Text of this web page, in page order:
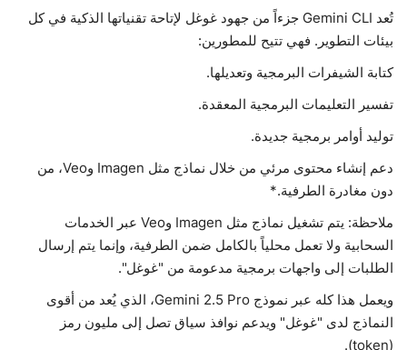
تُعد Gemini CLI جزءاً من جهود غوغل لإتاحة تقنياتها الذكية في كل
بيئات التطوير. فهي تتيح للمطورين:
كتابة الشيفرات البرمجية وتعديلها.
تفسير التعليمات البرمجية المعقدة.
توليد أوامر برمجية جديدة.
دعم إنشاء محتوى مرئي من خلال نماذج مثل Imagen وVeo، من
دون مغادرة الطرفية.*
ملاحظة: يتم تشغيل نماذج مثل Imagen وVeo عبر الخدمات
السحابية ولا تعمل محلياً بالكامل ضمن الطرفية، وإنما يتم إرسال
الطلبات إلى واجهات برمجية مدعومة من "غوغل".
ويعمل هذا كله عبر نموذج Gemini 2.5 Pro، الذي يُعد من أقوى
النماذج لدى "غوغل" ويدعم نوافذ سياق تصل إلى مليون رمز
(token).